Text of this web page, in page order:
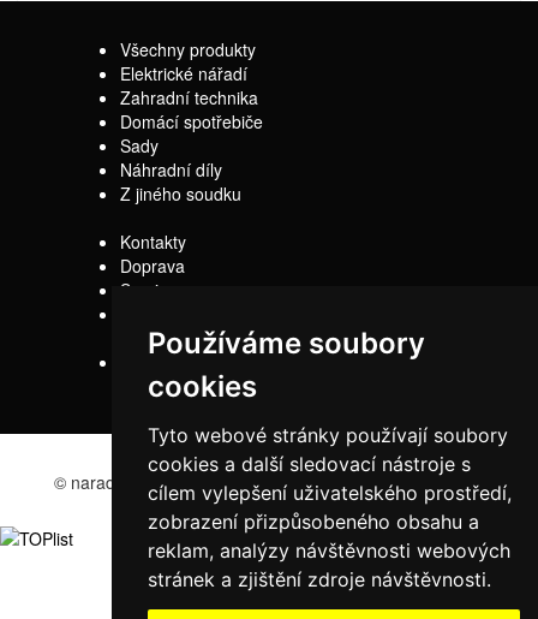
Používáme soubory
cookies
Tyto webové stránky používají soubory
cookies a další sledovací nástroje s
cílem vylepšení uživatelského prostředí,
zobrazení přizpůsobeného obsahu a
reklam, analýzy návštěvnosti webových
stránek a zjištění zdroje návštěvnosti.
Všechny produkty
Elektrické nářadí
Zahradní technika
Domácí spotřebiče
Sady
Náhradní díly
Z jiného soudku
Kontakty
Doprava
Servis
podmínky
Reklamační řád
© naradi-bd.cz 2016